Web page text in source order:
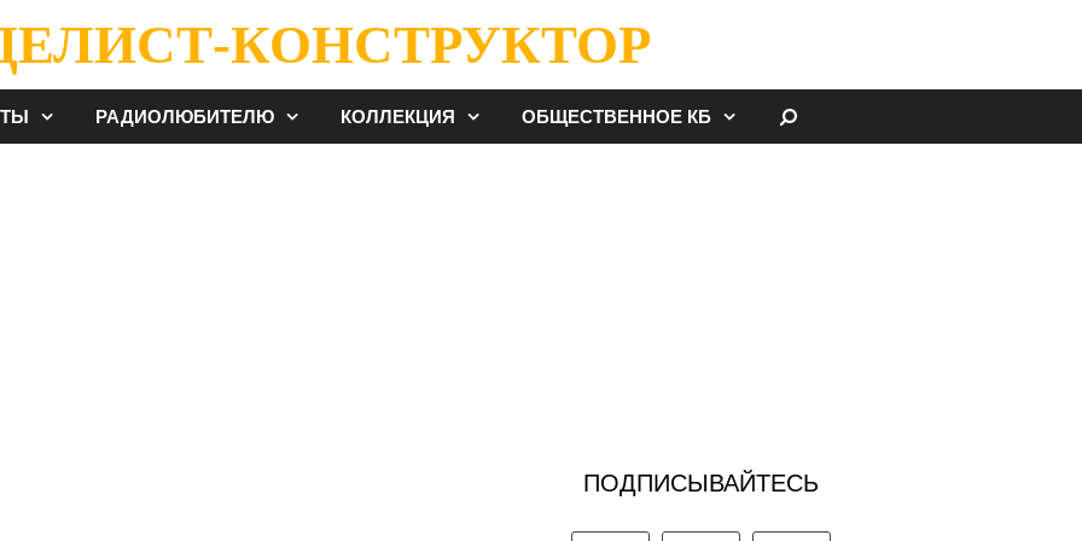
КОНСТРУКТОР
РАДИОЛЮБИТЕЛЮ КОЛЛЕКЦИЯ ОБЩЕСТВЕННОЕ КБ
ПОДПИСЫВАЙТЕСЬ